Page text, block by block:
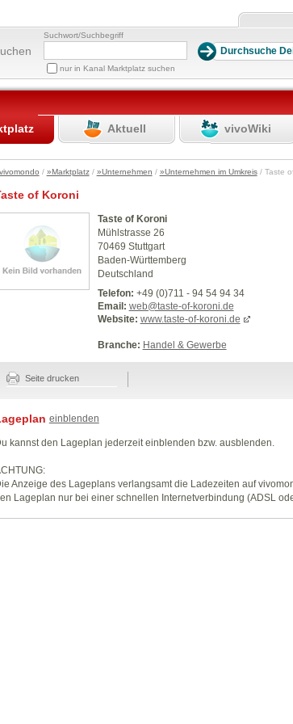
Suchwort/Suchbegriff
nur in Kanal Marktplatz suchen
Aktuell vivoWiki
/ »Marktplatz/ »Unternehmen / »Unternehmen im Umkreis/ Taste
of Koroni
Taste of Koroni
Mühlstrasse 26
70469 Stuttgart
Baden-Württemberg
Deutschland
Telefon: +49 (0)711 - 94 54 94 34
Email: web@taste-of-koroni.de
Website: www.taste-of-koroni.de
Branche: Handel & Gewerbe
Seite drucken
einblenden
kannst den Lageplan jederzeit einblenden bzw. ausblenden.
Anzeige des Lageplans verlangsamt die Ladezeiten auf
Lageplan nur bei einer schnellen Internetverbindung (ADSL